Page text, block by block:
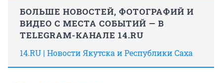
БОЛЬШЕ НОВОСТЕЙ, ФОТОГРАФИЙ И
ВИДЕО С МЕСТА СОБЫТИЙ — В
TELEGRAM-КАНАЛЕ 14.RU
14.RU | Новости Якутска и Республики Саха